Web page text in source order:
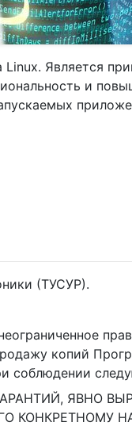
Linux. Является
и
(ТУСУР).
копий
соблюдении
ЯВНО
КОНКРЕТНОМУ